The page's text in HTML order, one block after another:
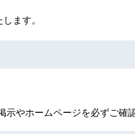
ます。
やホームページを必ずご確